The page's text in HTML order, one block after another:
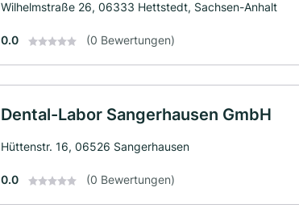
Wilhelmstraße 26, 06333 Hettstedt, Sachsen-Anhalt
0.0 (0 Bewertungen)
Dental-Labor Sangerhausen GmbH
Hüttenstr. 16, 06526 Sangerhausen
0.0 (0 Bewertungen)